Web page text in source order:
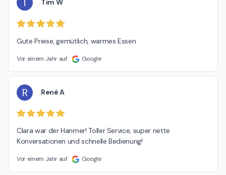
Tim W
Gute Preise, gemütlich, warmes Essen
Vor einem Jahr auf Google
R René A
Clara war der Hanmer! Toller Service, super nette
Konversationen und schnelle Bedienung!
Vor einem Jahr auf Google